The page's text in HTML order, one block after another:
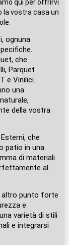
qui per offrirvi
la vostra casa un
ognuna
che
Parquet
e Vinilici.
una
della vostra
che
patio in una
di materiali
al
altro punto forte
e
varietà di stili
e integrarsi